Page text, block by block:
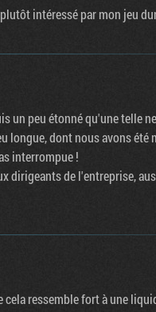
intéressé par mon jeu
un peu étonné qu'une telle
longue, dont nous avons été
interrompue !
dirigeants de l'entreprise,
ressemble fort à une